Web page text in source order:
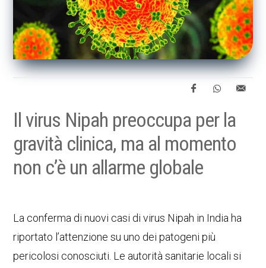
Il virus Nipah preoccupa per la
gravità clinica, ma al momento
non c’è un allarme globale
La conferma di nuovi casi di virus Nipah in India ha
riportato l’attenzione su uno dei patogeni più
pericolosi conosciuti. Le autorità sanitarie locali si